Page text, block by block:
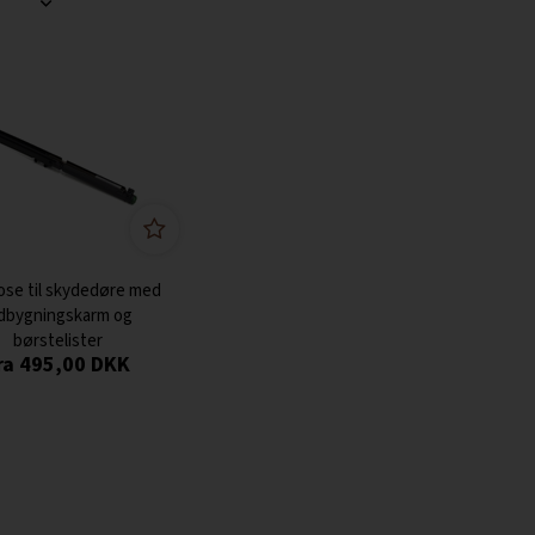
til skydedøre med
og
børstelister
495,00 DKK